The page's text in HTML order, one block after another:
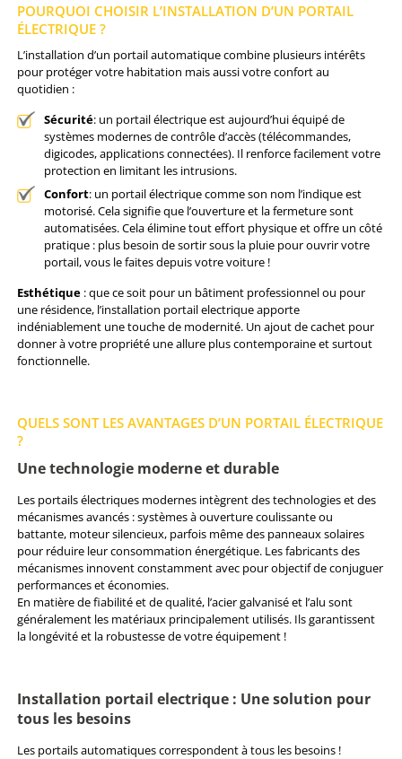
POURQUOI CHOISIR L’INSTALLATION D’UN PORTAIL
ÉLECTRIQUE ?
L’installation d’un portail automatique combine plusieurs intérêts
pour protéger votre habitation mais aussi votre confort au
quotidien :
Sécurité: un portail électrique est aujourd’hui équipé de
systèmes modernes de contrôle d’accès (télécommandes,
digicodes, applications connectées). Il renforce facilement votre
protection en limitant les intrusions.
Confort: un portail électrique comme son nom l’indique est
motorisé. Cela signifie que l’ouverture et la fermeture sont
automatisées. Cela élimine tout effort physique et offre un côté
pratique : plus besoin de sortir sous la pluie pour ouvrir votre
portail, vous le faites depuis votre voiture !
Esthétique : que ce soit pour un bâtiment professionnel ou pour
une résidence, l’installation portail electrique apporte
indéniablement une touche de modernité. Un ajout de cachet pour
donner à votre propriété une allure plus contemporaine et surtout
fonctionnelle.
QUELS SONT LES AVANTAGES D’UN PORTAIL ÉLECTRIQUE
?
Une technologie moderne et durable
Les portails électriques modernes intègrent des technologies et des
mécanismes avancés : systèmes à ouverture coulissante ou
battante, moteur silencieux, parfois même des panneaux solaires
pour réduire leur consommation énergétique. Les fabricants des
mécanismes innovent constamment avec pour objectif de conjuguer
performances et économies.
En matière de fiabilité et de qualité, l’acier galvanisé et l’alu sont
généralement les matériaux principalement utilisés. Ils garantissent
la longévité et la robustesse de votre équipement !
Installation portail electrique : Une solution pour
tous les besoins
Les portails automatiques correspondent à tous les besoins !